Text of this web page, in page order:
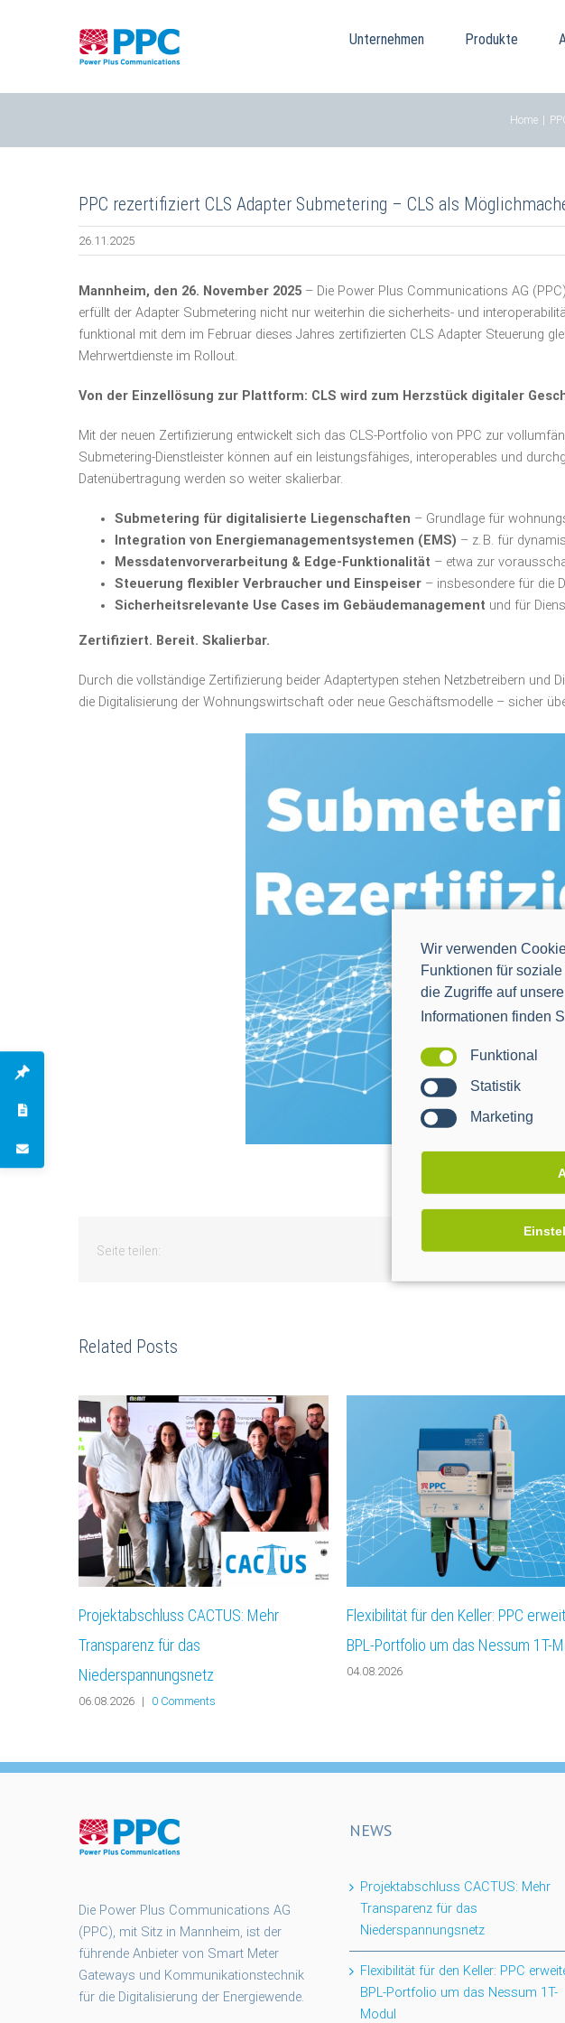
Wir verwenden
Funktionen für
die Zugriffe auf
Informationen finden
Funktional
Statistik
Marketing
Unternehmen Produkte
Home
PPC rezertifiziert CLS Adapter Submetering – CLS als
26.11.2025
Mannheim, den 26. November 2025 – Die Power Plus Communications AG
erfüllt der Adapter Submetering nicht nur weiterhin die sicherheits- und
funktional mit dem im Februar dieses Jahres zertifizierten CLS Adapter Steuerung
Mehrwertdienste im Rollout.
Von der Einzellösung zur Plattform: CLS wird zum Herzstück digitaler
Mit der neuen Zertifizierung entwickelt sich das CLS-Portfolio von PPC zur
Submetering-Dienstleister können auf ein leistungsfähiges, interoperables und
Datenübertragung werden so weiter skalierbar.
Submetering für digitalisierte Liegenschaften – Grundlage für
Integration von Energiemanagementsystemen (EMS) – z. B. für
Messdatenvorverarbeitung & Edge-Funktionalität – etwa zur
Steuerung flexibler Verbraucher und Einspeiser – insbesondere für die
Sicherheitsrelevante Use Cases im Gebäudemanagement und für
Zertifiziert. Bereit. Skalierbar.
Durch die vollständige Zertifizierung beider Adaptertypen stehen Netzbetreibern
die Digitalisierung der Wohnungswirtschaft oder neue Geschäftsmodelle – sicher
Seite teilen:
Related Posts
Projektabschluss CACTUS: Mehr
Transparenz für das
Niederspannungsnetz
06.08.2026 | 0 Comments
Flexibilität für den Keller: PPC
BPL-Portfolio um das Nessum 1T-
04.08.2026
Die Power Plus Communications AG
(PPC), mit Sitz in Mannheim, ist der
führende Anbieter von Smart Meter
Gateways und Kommunikationstechnik
für die Digitalisierung der Energiewende.
NEWS
Projektabschluss CACTUS: Mehr
Transparenz für das
Niederspannungsnetz
Flexibilität für den Keller: PPC
BPL-Portfolio um das Nessum 1T-
Modul